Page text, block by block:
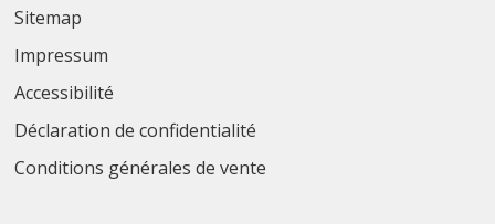
Sitemap
Impressum
Accessibilité
Déclaration de confidentialité
Conditions générales de vente